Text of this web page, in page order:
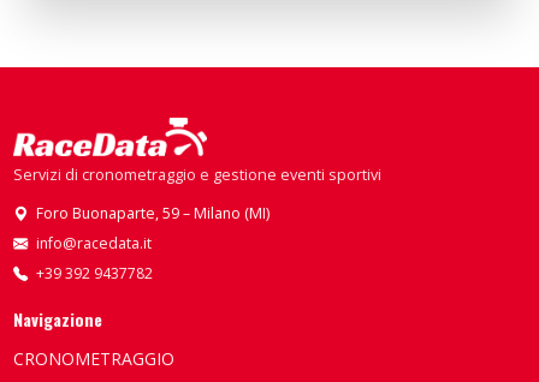
Servizi di cronometraggio e gestione eventi sportivi
Foro Buonaparte, 59 – Milano (MI)
info@racedata.it
+39 392 9437782
Navigazione
CRONOMETRAGGIO